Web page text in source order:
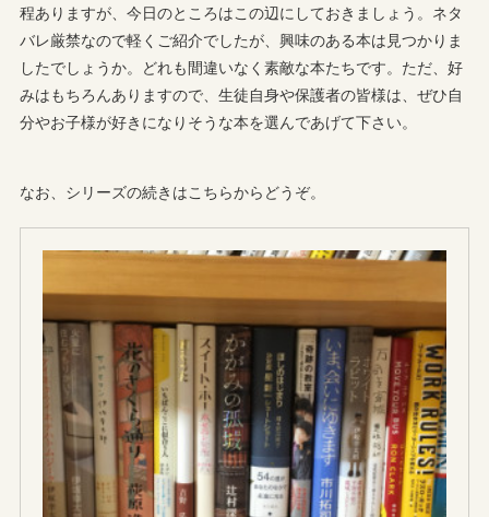
程ありますが、今日のところはこの辺にしておきましょう。ネタ
バレ厳禁なので軽くご紹介でしたが、興味のある本は見つかりま
したでしょうか。どれも間違いなく素敵な本たちです。ただ、好
みはもちろんありますので、生徒自身や保護者の皆様は、ぜひ自
分やお子様が好きになりそうな本を選んであげて下さい。
なお、シリーズの続きはこちらからどうぞ。